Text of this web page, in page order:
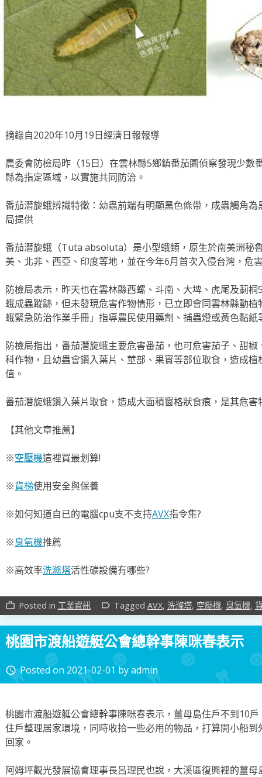
摘錄自2020年10月19日經濟日報報導
農委會防檢局昨（15日）在雲林縣5鄉鎮番茄園偵察發現少數
縣為指定區域，以實施共同防治。
番茄潛旋蛾辨識特徵：幼蟲前端有明顯黑色條帶，成蟲觸角
局提供
番茄潛旋蛾（Tuta absoluta）是小型蛾類，原生於南美洲秘
美、北非、西亞、印度等地，並在今年6月首次入侵台灣，危
防檢局表示，昨天也在雲林縣西螺、斗南、大埤、虎尾及莿
蛾成蟲蹤跡，但未發現危害作物情形，已立即會同雲林縣動
蛾緊急防治作業手冊」指導農民使用藥劑、捕蟲燈或黃色黏紙
防檢局指出，番茄潛旋蛾主要危害番茄，也可危害茄子、甜
科作物，且幼蟲會鑽入葉片、莖部、果實等部位取食，造成
值。
番茄潛旋蛾鑽入葉片取食，造成大面積窗格狀食痕，是其危害
【其他文章推薦】
※空壓機這裡買最划算!
※貨梯使用安全與保養
※如何知道自已的電腦cpu支不支持AVX指令集?
※臭氧機推薦
※高效率洗滌塔活性碳設備有哪些?
work_outline Posted in 工業資訊 label_outline Tagged AVX, 洗滌塔, 空壓機, 臭氧機,
桃園市渡船遊艇公會總幹事陳咪春表示
access_time Posted on 2021-02-01 byadmin
桃園市渡船遊艇公會總幹事陳咪春表示，薑母島住戶不到10
住戶整理居家環境，同時收拾一些必用的物品，打算開小船
回家。
阿姆坪觀光發展協會理事長呂理民也說，大溪區復興裡的薑